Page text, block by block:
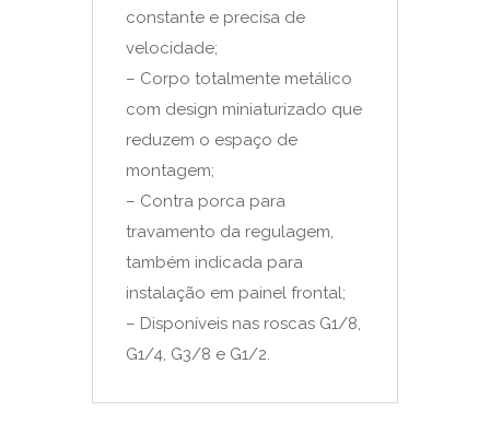
constante e precisa de
velocidade;
– Corpo totalmente metálico
com design miniaturizado que
reduzem o espaço de
montagem;
– Contra porca para
travamento da regulagem,
também indicada para
instalação em painel frontal;
– Disponíveis nas roscas G1/8,
G1/4, G3/8 e G1/2.